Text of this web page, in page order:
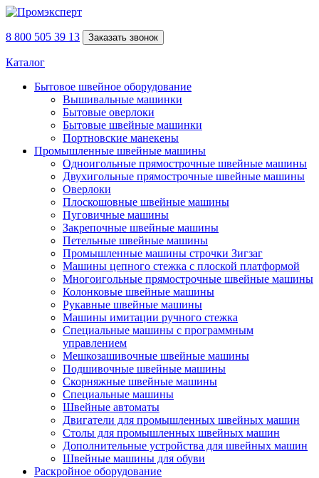
8 800 505 39 13 Заказать звонок
Каталог
Бытовое швейное оборудование
Вышивальные машинки
Бытовые оверлоки
Бытовые швейные машинки
Портновские манекены
Промышленные швейные машины
Одноигольные прямострочные швейные машины
Двухигольные прямострочные швейные машины
Оверлоки
Плоскошовные швейные машины
Пуговичные машины
Закрепочные швейные машины
Петельные швейные машины
Промышленные машины строчки Зигзаг
Машины цепного стежка с плоской платформой
Многоигольные прямострочные швейные машины
Колонковые швейные машины
Рукавные швейные машины
Машины имитации ручного стежка
Специальные машины с программным
управлением
Мешкозашивочные швейные машины
Подшивочные швейные машины
Скорняжные швейные машины
Специальные машины
Швейные автоматы
Двигатели для промышленных швейных машин
Столы для промышленных швейных машин
Дополнительные устройства для швейных машин
Швейные машины для обуви
Раскройное оборудование